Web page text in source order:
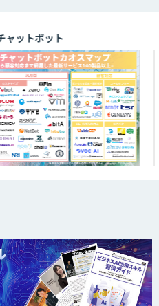
走支援・内製化支援
成AIチャットサービス「ナレ
ト」
ットボット